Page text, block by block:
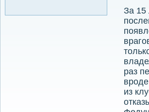
За 15
раз
из